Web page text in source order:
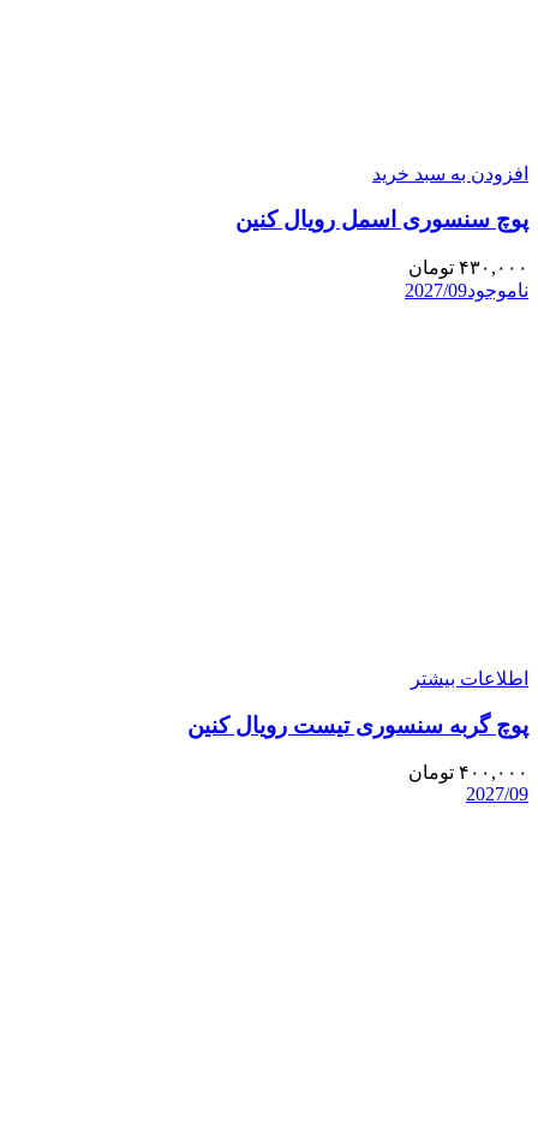
افزودن به سبد خرید
پوچ سنسوری اسمل رویال کنین
۴۳۰,۰۰۰ تومان
ناموجود2027/09
اطلاعات بیشتر
پوچ گربه سنسوری تیست رویال کنین
۴۰۰,۰۰۰ تومان
2027/09